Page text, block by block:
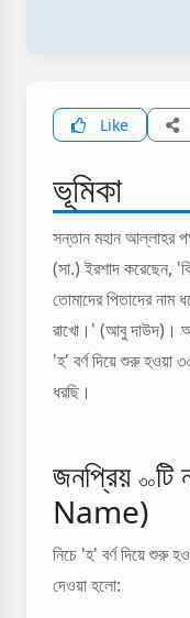
Like
ভূমিকা
সন্তান মহান আল্লাহর
(সা.) ইরশাদ করেছেন,
তোমাদের পিতাদের নাম
রাখো।' (আবু দাউদ)।
'হ' বর্ণ দিয়ে শুরু হওয়া
ধরছি।
জনপ্রিয় ৩০টি
Name)
নিচে 'হ' বর্ণ দিয়ে শুরু
দেওয়া হলো: